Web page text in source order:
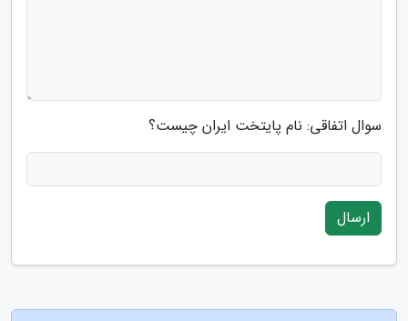
سوال اتفاقی: نام پایتخت ایران چیست؟
ارسال